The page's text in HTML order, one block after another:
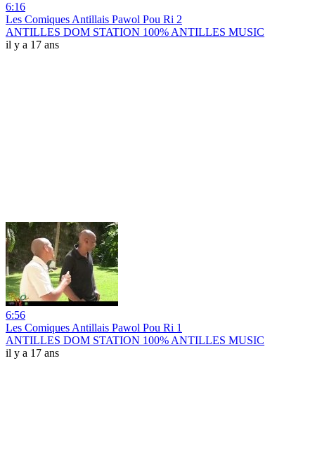
6:16
Les Comiques Antillais Pawol Pou Ri 2
ANTILLES DOM STATION 100% ANTILLES MUSIC
il y a 17 ans
6:56
Les Comiques Antillais Pawol Pou Ri 1
ANTILLES DOM STATION 100% ANTILLES MUSIC
il y a 17 ans